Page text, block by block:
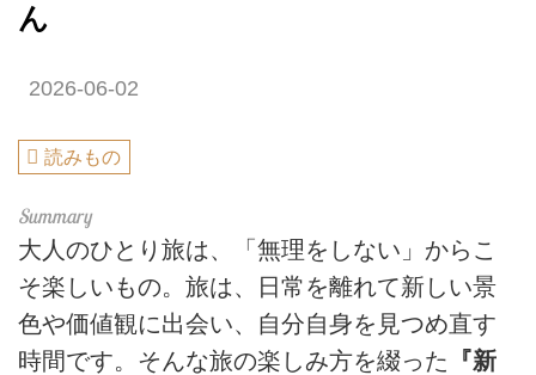
ん
2026-06-02
読みもの
大人のひとり旅は、「無理をしない」からこ
そ楽しいもの。旅は、日常を離れて新しい景
色や価値観に出会い、自分自身を見つめ直す
時間です。そんな旅の楽しみ方を綴った 『新